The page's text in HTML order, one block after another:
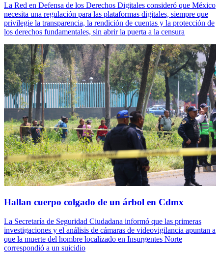
La Red en Defensa de los Derechos Digitales consideró que México
necesita una regulación para las plataformas digitales, siempre que
privilegie la transparencia, la rendición de cuentas y la protección de
los derechos fundamentales, sin abrir la puerta a la censura
Hallan cuerpo colgado de un árbol en Cdmx
La Secretaría de Seguridad Ciudadana informó que las primeras
investigaciones y el análisis de cámaras de videovigilancia apuntan a
que la muerte del hombre localizado en Insurgentes Norte
correspondió a un suicidio